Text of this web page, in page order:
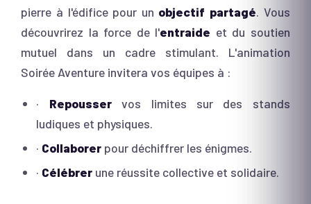
pierre à l'édifice pour un objectif partagé. Vous
découvrirez la force de l'entraide et du soutien
mutuel dans un cadre stimulant. L'animation
Soirée Aventure invitera vos équipes à :
· Repousservos limites sur des stands
ludiques et physiques.
· Collaborer pour déchiffrer les énigmes.
· Célébrer une réussite collective et solidaire.